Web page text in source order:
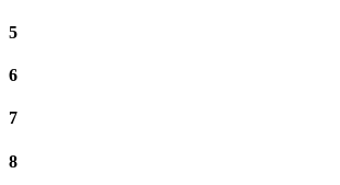
5
6
7
8